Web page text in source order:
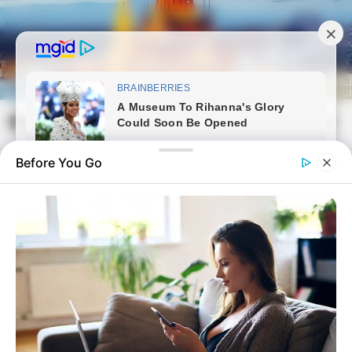
Skip
to
content
Magyarvilag.com
Search
Before You Go